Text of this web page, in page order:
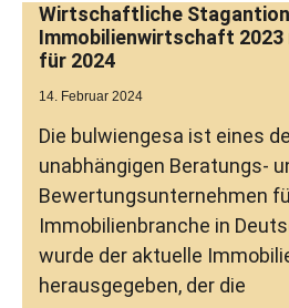
Wirtschaftliche
Immobilienwirtschaft
für 2024
14. Februar 2024
Die bulwiengesa ist eines
unabhängigen Beratungs-
Bewertungsunternehmen
Immobilienbranche in
wurde der aktuelle
herausgegeben, der die